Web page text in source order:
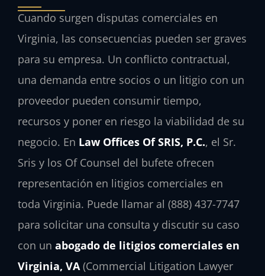
Cuando surgen disputas comerciales en
Virginia, las consecuencias pueden ser graves
para su empresa. Un conflicto contractual,
una demanda entre socios o un litigio con un
proveedor pueden consumir tiempo,
recursos y poner en riesgo la viabilidad de su
negocio. En Law Offices Of SRIS, P.C., el Sr.
Sris y los Of Counsel del bufete ofrecen
representación en litigios comerciales en
toda Virginia. Puede llamar al (888) 437-7747
para solicitar una consulta y discutir su caso
con un abogado de litigios comerciales en
Virginia, VA (Commercial Litigation Lawyer